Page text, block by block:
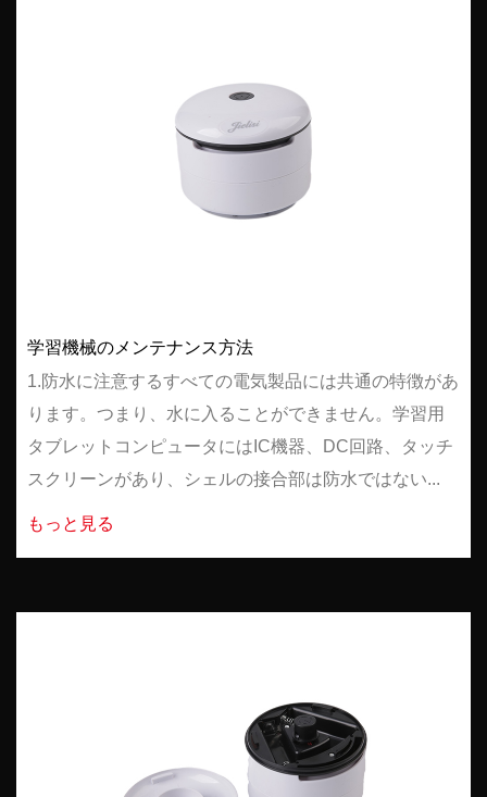
学習機械のメンテナンス方法
1.防水に注意するすべての電気製品には共通の特徴があ
ります。つまり、水に入ることができません。学習用
タブレットコンピュータにはIC機器、DC回路、タッチ
スクリーンがあり、シェルの接合部は防水ではない...
もっと見る